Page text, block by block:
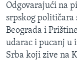
Odgovarajući na
srpskog političara
Beograda i
udarac i pucanj u
Srba koji zive na